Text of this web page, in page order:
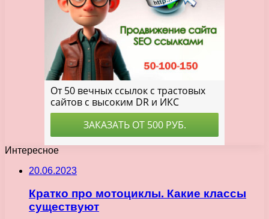
Интересное
20.06.2023
Кратко про мотоциклы. Какие классы
существуют